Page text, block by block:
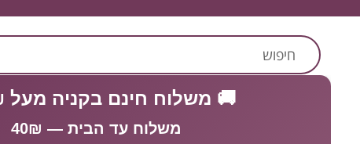
🚚 משלוח חינם בקניה מעל 350₪
משלוח עד הבית — 40₪